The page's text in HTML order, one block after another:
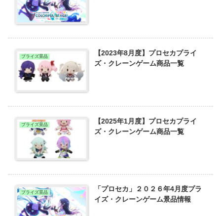
プライズ景品
【2023年8月度】プロセカプライ
ズ・クレーンゲーム商品一覧
プライズ景品
【2025年1月度】プロセカプライ
ズ・クレーンゲーム商品一覧
プライズ景品
「プロセカ」２０２６年4月度プラ
イズ・クレーンゲーム景品情報